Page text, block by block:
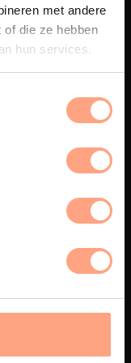
met andere
die ze hebben
hun services.